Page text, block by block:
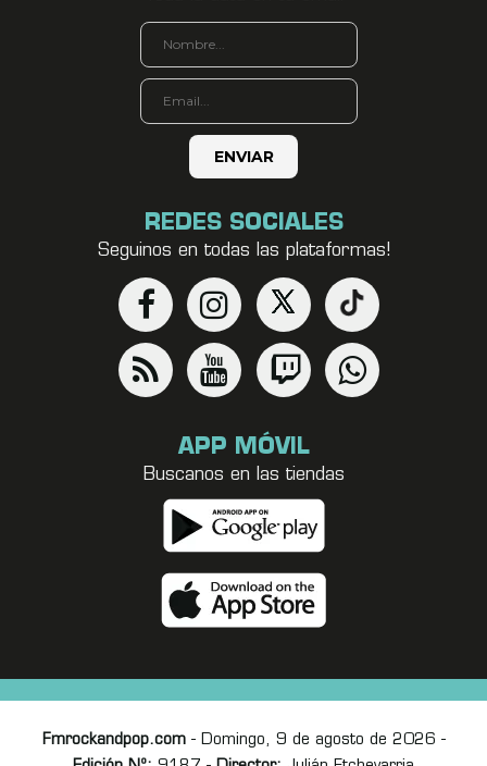
REDES SOCIALES
Seguinos en todas las plataformas!
APP MÓVIL
Buscanos en las tiendas
Fmrockandpop.com- Domingo, 9 de agosto de 2026 -